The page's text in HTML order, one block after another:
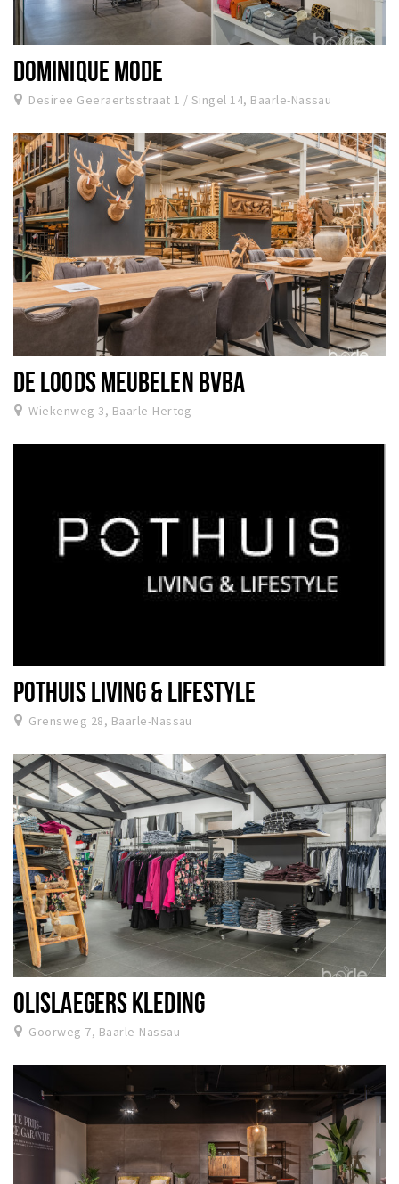
DOMINIQUE MODE
Desiree Geeraertsstraat 1 / Singel 14, Baarle-Nassau
DE LOODS MEUBELEN BVBA
Wiekenweg 3, Baarle-Hertog
POTHUIS LIVING & LIFESTYLE
Grensweg 28, Baarle-Nassau
OLISLAEGERS KLEDING
Goorweg 7, Baarle-Nassau